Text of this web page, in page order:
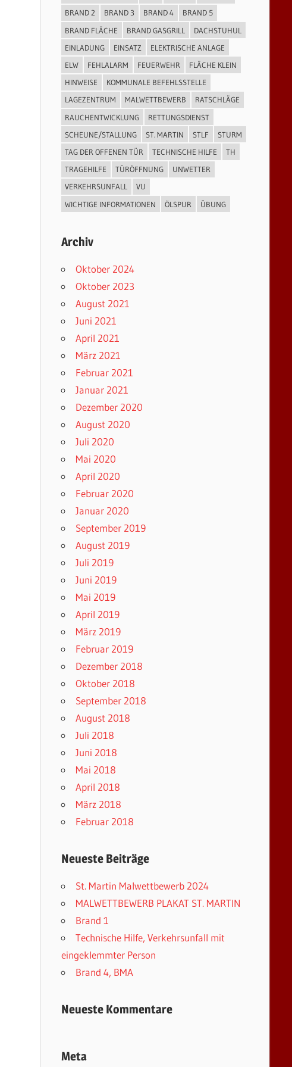
BRAND 2
BRAND 3 BRAND 4
BRAND 5
BRAND FLÄCHE
BRAND GASGRILL
DACHSTUHUL
EINLADUNG
EINSATZ
ELEKTRISCHE ANLAGE
ELW
FEHLALARM FEUERWEHR
FLÄCHE KLEIN
HINWEISE
KOMMUNALE BEFEHLSSTELLE
LAGEZENTRUM
MALWETTBEWERB
RATSCHLÄGE
RAUCHENTWICKLUNG
RETTUNGSDIENST
SCHEUNE/STALLUNG
ST. MARTIN STLF
STURM
TAG DER OFFENEN TÜR
TECHNISCHE HILFE
TH
TRAGEHILFE
TÜRÖFFNUNG
UNWETTER
VERKEHRSUNFALL
VU
WICHTIGE INFORMATIONEN
ÖLSPUR ÜBUNG
Archiv
Oktober 2024
Oktober 2023
August 2021
Juni 2021
April 2021
März 2021
Februar 2021
Januar 2021
Dezember 2020
August 2020
Juli 2020
Mai 2020
April 2020
Februar 2020
Januar 2020
September 2019
August 2019
Juli 2019
Juni 2019
Mai 2019
April 2019
März 2019
Februar 2019
Dezember 2018
Oktober 2018
September 2018
August 2018
Juli 2018
Juni 2018
Mai 2018
April 2018
März 2018
Februar 2018
Neueste Beiträge
St. Martin Malwettbewerb 2024
MALWETTBEWERB PLAKAT ST. MARTIN
Brand 1
Technische Hilfe, Verkehrsunfall mit
eingeklemmter Person
Brand 4, BMA
Neueste Kommentare
Meta